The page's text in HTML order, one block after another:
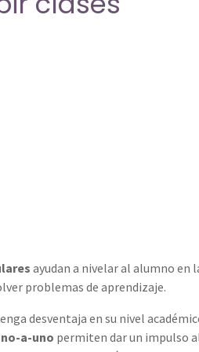
ayudan a nivelar al alumno en
problemas de aprendizaje.
desventaja en su nivel
a-uno permiten dar un impulso